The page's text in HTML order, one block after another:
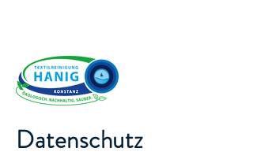
Datenschutz